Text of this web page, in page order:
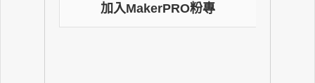
加入MakerPRO粉專